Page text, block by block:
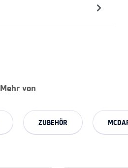
Mehr von
ZUBEHÖR